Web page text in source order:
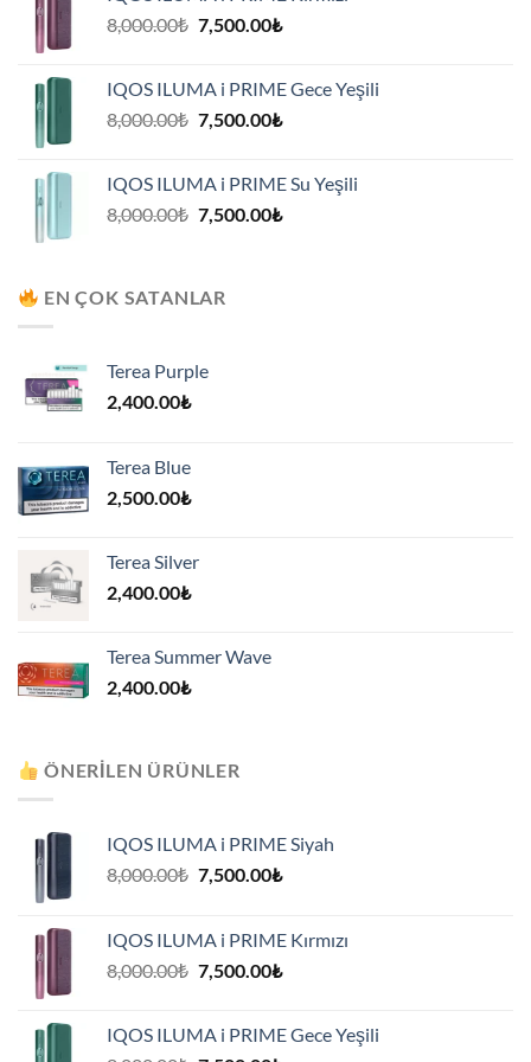
8,000.00₺ Orijinal
7,500.00₺Şu
7,500.00₺.
IQOS ILUMA i PRIME Gece Yeşili
8,000.00₺ Orijinal
7,500.00₺Şu
7,500.00₺.
IQOS ILUMA i PRIME Su Yeşili
8,000.00₺ Orijinal
7,500.00₺Şu
EN ÇOK SATANLAR
Terea Purple
2,400.00₺
Terea Blue
2,500.00₺
Terea Silver
2,400.00₺
Terea Summer Wave
2,400.00₺
ÖNERILEN ÜRÜNLER
IQOS ILUMA i PRIME Siyah
8,000.00₺ Orijinal
7,500.00₺Şu
7,500.00₺.
IQOS ILUMA i PRIME Kırmızı
8,000.00₺ Orijinal
7,500.00₺Şu
7,500.00₺.
IQOS ILUMA i PRIME Gece Yeşili